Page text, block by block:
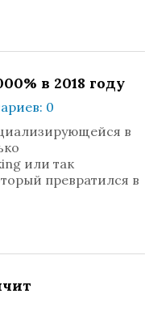
в 2018 году
0
в
или так
превратился в